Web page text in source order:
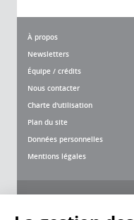
À propos
Newsletters
Équipe / crédits
Nous contacter
Charte d'utilisation
Plan du site
Données personnelles
Mentions légales